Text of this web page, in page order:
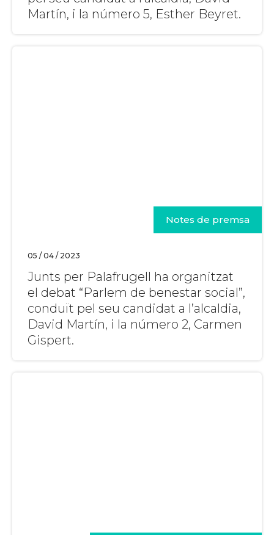
Martín, i la número 5, Esther Beyret.
Notes de premsa
05 / 04 / 2023
Junts per Palafrugell ha organitzat
el debat “Parlem de benestar social”,
conduït pel seu candidat a l’alcaldia,
David Martín, i la número 2, Carmen
Gispert.